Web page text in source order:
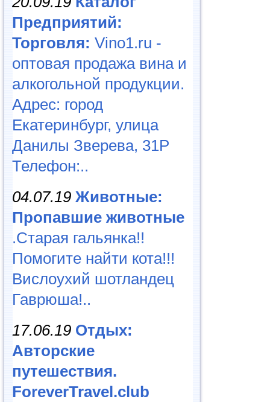
Предприятий:
Торговля: Vino1.ru -
оптовая продажа вина и
алкогольной продукции.
Адрес: город
Екатеринбург, улица
Данилы Зверева, 31Р
Телефон:..
04.07.19 Животные:
Пропавшие животные
.Старая гальянка!!
Помогите найти кота!!!
Вислоухий шотландец
Гаврюша!..
17.06.19 Отдых:
Авторские
путешествия.
ForeverTravel.club